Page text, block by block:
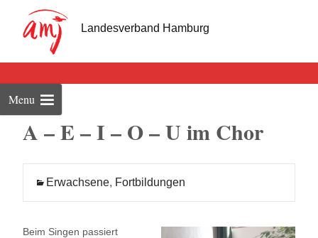
Landesverband Hamburg
Menu
A – E – I – O – U im Chor
Erwachsene, Fortbildungen
Beim Singen passiert